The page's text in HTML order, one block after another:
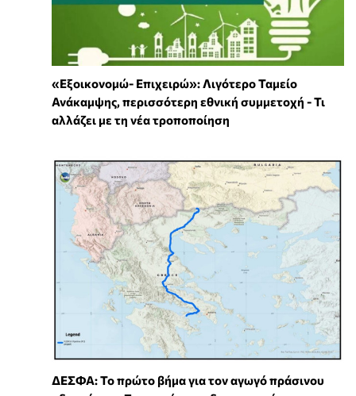
«Εξοικονομώ- Επιχειρώ»: Λιγότερο Ταμείο
Ανάκαμψης, περισσότερη εθνική συμμετοχή - Τι
αλλάζει με τη νέα τροποποίηση
ΔΕΣΦΑ: Το πρώτο βήμα για τον αγωγό πράσινου